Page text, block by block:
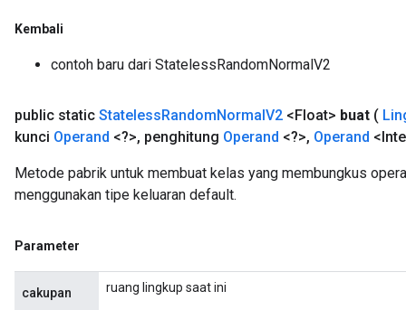
Kembali
contoh baru dari StatelessRandomNormalV2
public static StatelessRandomNormalV2 <Float> buat (
kunci Operand <?>, penghitung Operand <?>, Operand
Metode pabrik untuk membuat kelas yang membungkus
menggunakan tipe keluaran default.
Parameter
cakupan ruang lingkup saat ini